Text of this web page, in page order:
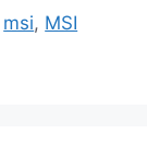
msi, MSI